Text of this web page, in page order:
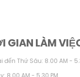
GIAN LÀM
đến Thứ Sáu: 8.00 AM -
8.00 AM - 5.30 PM